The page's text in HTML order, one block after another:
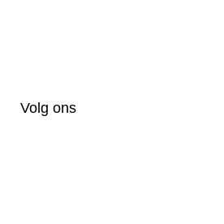
Volg ons